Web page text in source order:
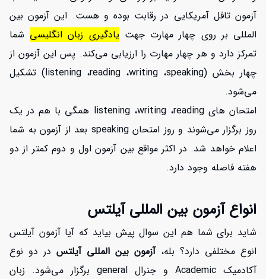
آزمون تافل آمریکایی در رقابت بوده و هست. این آزمون بین
المللی بر روی چهار مهارت جهت یادگیری زبان انگلیسی شما
تمرکز دارد و هر چهار مهارت را ارزیابی می‌کند. پس این آزمون از
چهار بخش (listening ،reading ،writing ،speaking) تشکیل
می‌شود.
امتحان های listening ،writing ،reading همگی با هم در یک
روز برگزار می‌شوند و روز امتحان speaking بعد از آزمون به شما
اعلام خواهد شد. در اکثر مواقع بین آزمون اول و دوم کمتر از دو
هفته فاصله وجود دارد.
انواع آزمون بین المللی آیلتس
شاید برای شما هم این سوال پیش بیاید که آیا آزمون آیلتس
انوع مختلفی دارد؟ بله،آزمون بین المللی آیلتس در دو نوع
آکادمیک Academic و جنرال general برگزار می‌شود. زبان